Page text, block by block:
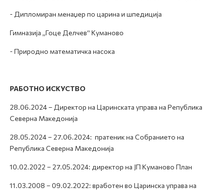
- Дипломиран менаџер по царина и шпедиција
Гимназија „Гоце Делчев“ Куманово
- Природно математичка насока
РАБОТНО ИСКУСТВО
28.06.2024 – Директор на Царинската управа на Република
Северна Македонија
28.05.2024 – 27.06.2024: пратеник на Собранието на
Република Северна Македонија
10.02.2022 – 27.05.2024: директор на ЈП Куманово План
11.03.2008 – 09.02.2022: вработен во Царинска управа на